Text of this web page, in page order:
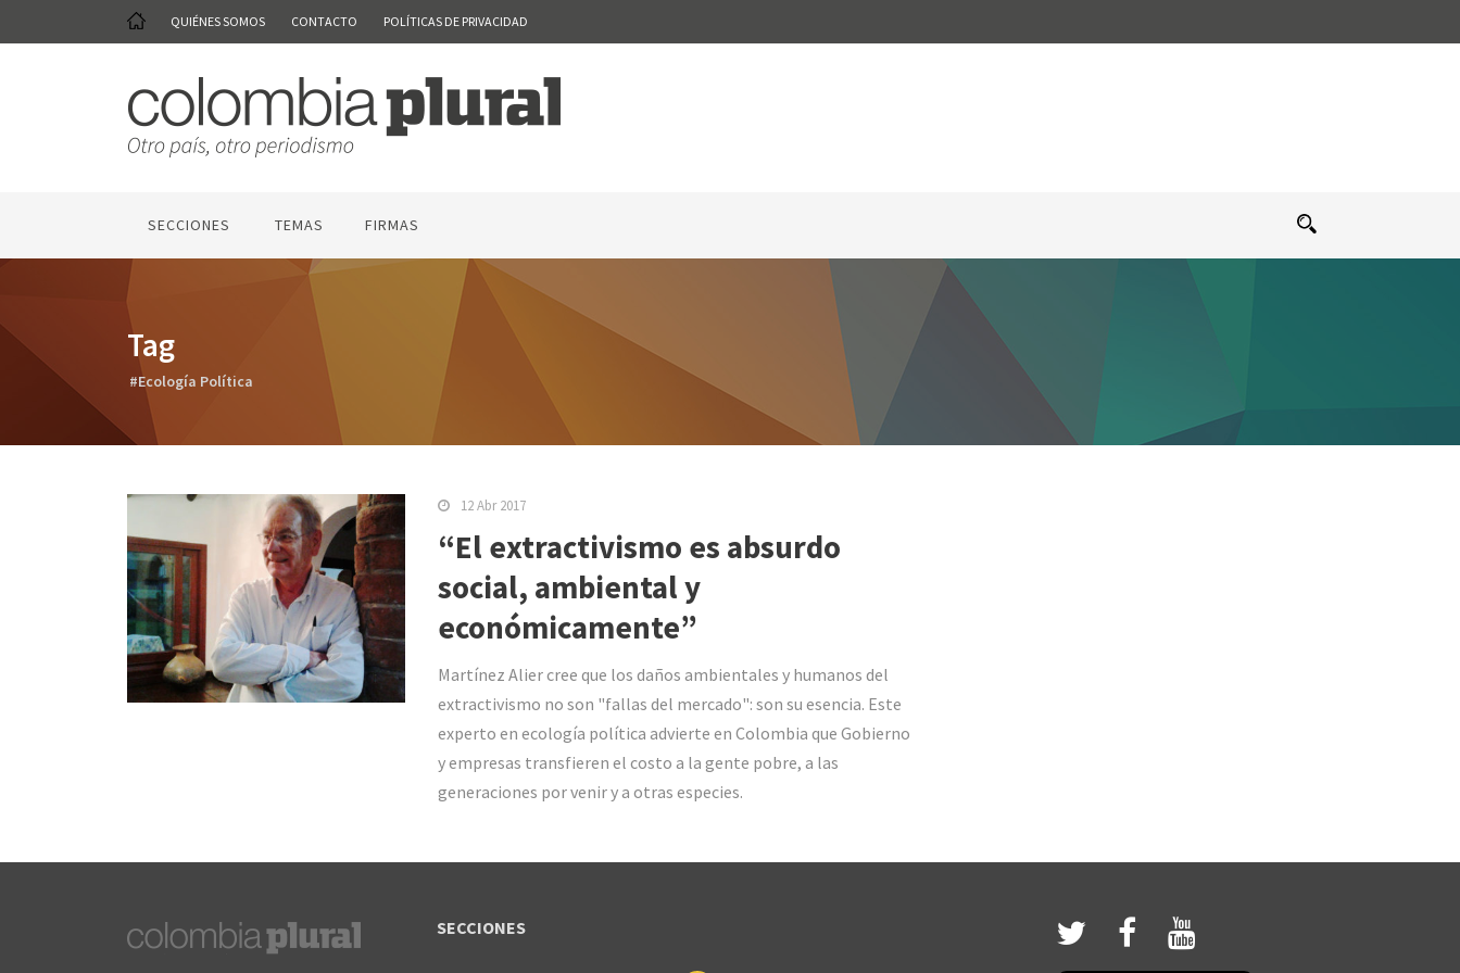
QUIÉNES SOMOS CONTACTO POLÍTICAS DE PRIVACIDAD
SECCIONES TEMAS FIRMAS
Tag
#Ecología Política
12 Abr 2017
“El extractivismo es absurdo
social, ambiental y
económicamente”
Martínez Alier cree que los daños ambientales y humanos del
extractivismo no son "fallas del mercado": son su esencia. Este
experto en ecología política advierte en Colombia que Gobierno
y empresas transfieren el costo a la gente pobre, a las
generaciones por venir y a otras especies.
SECCIONES